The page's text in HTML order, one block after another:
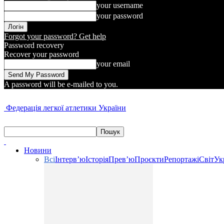
your username
your password
Forgot your password? Get help
Password recovery
Recover your password
your email
A password will be e-mailed to you.
Федерація легкої атлетики України
Новини
ВсіІнтерв’юІсторіяПрев’юПроєктиРепортажіСвіт